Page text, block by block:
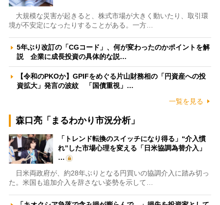
大規模な災害が起きると、株式市場が大きく動いたり、取引環
境が不安定になったりすることがある。一方…
5年ぶり改訂の「CGコード」、何が変わったのかポイントを解
説 企業に成長投資の具体的な説…
【令和のPKOか】GPIFをめぐる片山財務相の「円資産への投
資拡大」発言の波紋 「国債重視」…
一覧を見る
森口亮「まるわかり市況分析」
「トレンド転換のスイッチになり得る」“介入慣
れ”した市場心理を変える「日米協調為替介入」
…
日米両政府が、約28年ぶりとなる円買いの協調介入に踏み切っ
た。米国も追加介入を辞さない姿勢を示して…